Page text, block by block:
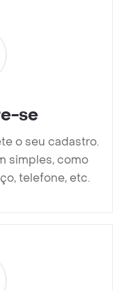
se
o seu cadastro.
simples, como
telefone, etc.